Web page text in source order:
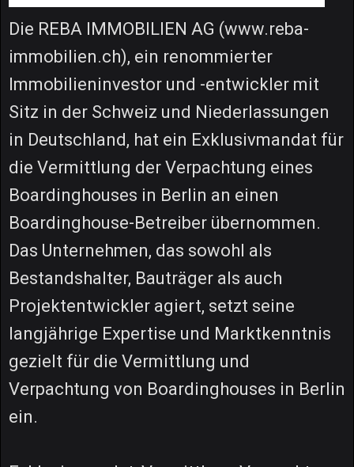
Die REBA IMMOBILIEN AG (www.reba-
immobilien.ch), ein renommierter
Immobilieninvestor und -entwickler mit
Sitz in der Schweiz und Niederlassungen
in Deutschland, hat ein Exklusivmandat für
die Vermittlung der Verpachtung eines
Boardinghouses in Berlin an einen
Boardinghouse-Betreiber übernommen.
Das Unternehmen, das sowohl als
Bestandshalter, Bauträger als auch
Projektentwickler agiert, setzt seine
langjährige Expertise und Marktkenntnis
gezielt für die Vermittlung und
Verpachtung von Boardinghouses in Berlin
ein.